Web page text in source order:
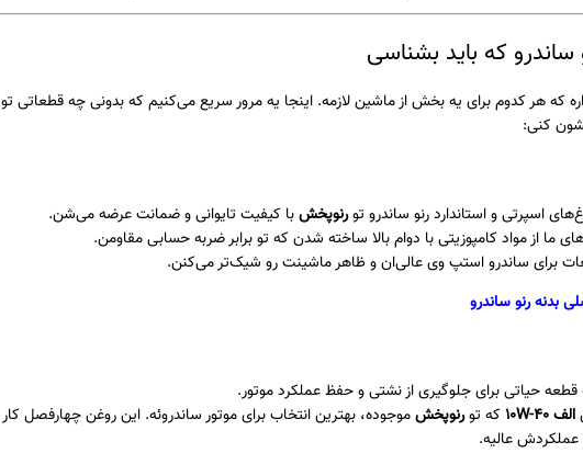
ساندرو که باید بشناسی
که هر کدوم برای یه بخش از ماشین لازمه. اینجا یه مرور سریع می‌کنیم که بدونی چه قطعاتی تو
کنی:
اسپرتی و استاندارد رنو ساندرو تورنوپخشبا کیفیت تایوانی و ضمانت عرضه می‌شن.
ما از مواد کامپوزیتی با دوام بالا ساخته شدن که تو برابر ضربه حسابی مقاومن.
برای ساندرو استپ وی عالی‌ان و ظاهر ماشینت رو شیک‌تر می‌کنن.
بدنه رنو ساندرو
قطعه حیاتی برای جلوگیری از نشتی و حفظ عملکرد موتور.
الف 10W-40 که تورنوپخشموجوده، بهترین انتخاب برای موتور ساندروئه. این روغن چهارفصل کار
عالیه.